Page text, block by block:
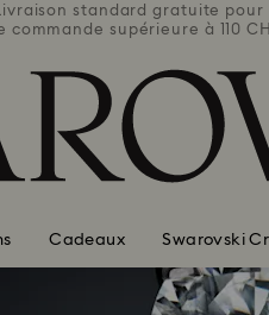
Livraison standard gratuite pour
commande supérieure à 110
Cadeaux Swarovski